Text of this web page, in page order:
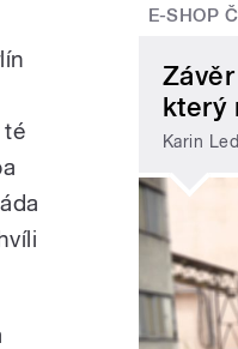
té
E-SHOP
který
Karin